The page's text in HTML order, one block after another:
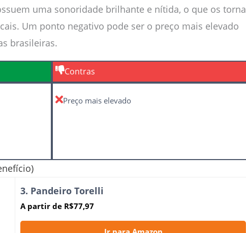
uma sonoridade brilhante e nítida, o que os torna
Um ponto negativo pode ser o preço mais elevado
brasileiras.
Contras
Preço mais elevado
3. Pandeiro Torelli
A partir de R$77,97